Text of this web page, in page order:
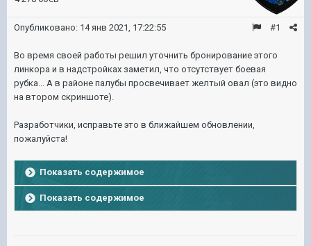
#1
Опубликовано: 14 янв 2021, 17:22:55
Во время своей работы решил уточнить бронирование этого
линкора и в надстройках заметил, что отсутствует боевая
рубка... А в районе палубы просвечивает желтый овал (это видно
на втором скриншоте).
Разработчики, исправьте это в ближайшем обновлении,
пожалуйста!
Показать содержимое
Показать содержимое